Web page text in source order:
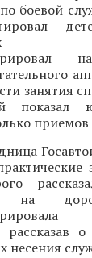
боевой
занятия
показал
на
рассказав
несения